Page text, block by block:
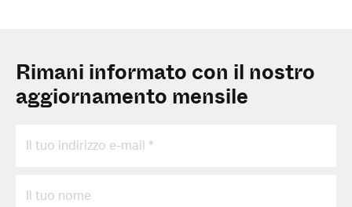
Rimani informato con il nostro
aggiornamento mensile